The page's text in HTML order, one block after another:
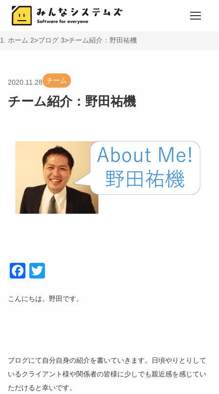
ホーム ブログ チーム紹介：野田祐機
2020.11.28 チーム
チーム紹介：野田祐機
Face
こんにちは。野田です。
ブログにて自分自身の紹介を書いていきます。日頃やりとりして
いるクライアント様や関係者の皆様に少しでも親近感を感じてい
ただけると幸いです。